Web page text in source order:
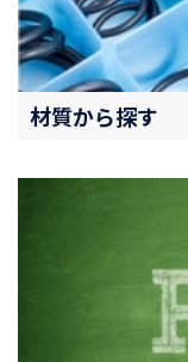
材質から探す